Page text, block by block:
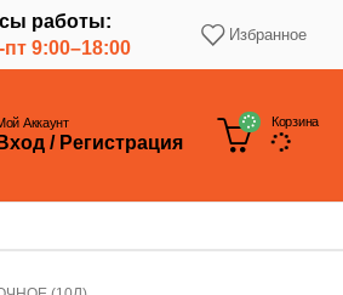
работы:
пт 9:00–18:00
Избранное
Аккаунт
Вход / Регистрация
Корзина